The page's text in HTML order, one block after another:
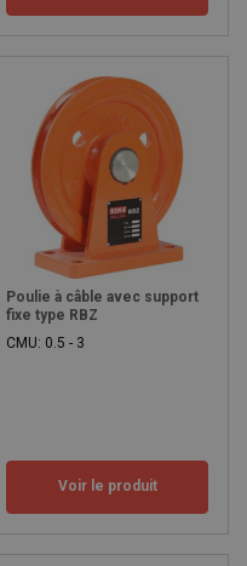
Poulie à câble avec support
fixe type RBZ
CMU: 0.5 - 3
Voir le produit